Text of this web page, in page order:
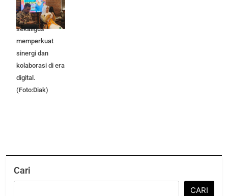
Gathering
Mojokerto Raya,
sekaligus
memperkuat
sinergi dan
kolaborasi di era
digital.
(Foto:Diak)
Cari
CARI